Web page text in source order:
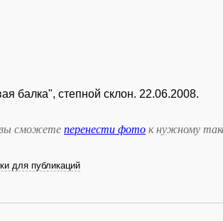
балка", степной склон. 22.06.2008.
вы сможете перенести фото к нужному
для публикаций